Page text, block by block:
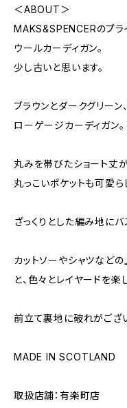
＜ABOUT＞
MAKS&SPENCERのプ
ウールカーディガン。
少し古いと思います。
ブラウンとダークグリー
ローゲージカーディガン。
丸みを帯びたショート丈
丸っこいポケットも可愛ら
ざっくりとした編み地にバ
カットソーやシャツなど
と、色々とレイヤードを楽
前立て裏地に破れがござ
MADE IN SCOTLAND
取扱店舗：有楽町店